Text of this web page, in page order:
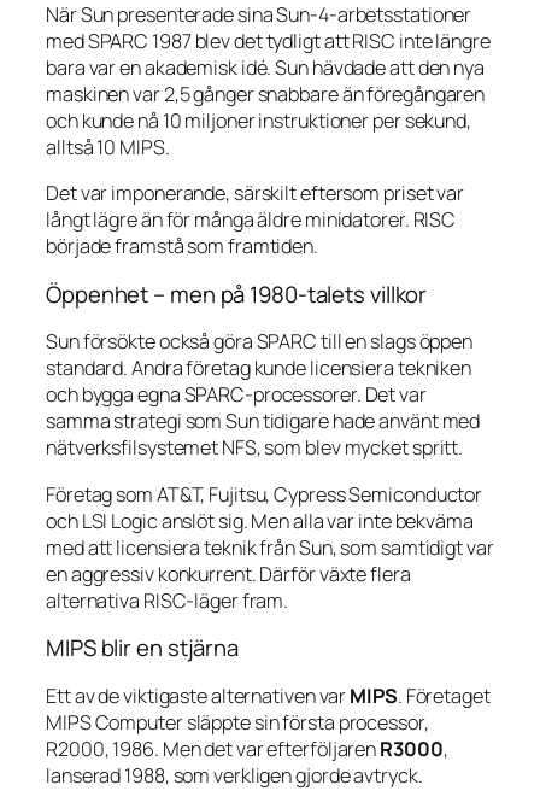
När Sun presenterade sina Sun-4-arbetsstationer
med SPARC 1987 blev det tydligt att RISC inte längre
bara var en akademisk idé. Sun hävdade att den nya
maskinen var 2,5 gånger snabbare än föregångaren
och kunde nå 10 miljoner instruktioner per sekund,
alltså 10 MIPS.
Det var imponerande, särskilt eftersom priset var
långt lägre än för många äldre minidatorer. RISC
började framstå som framtiden.
Öppenhet – men på 1980-talets villkor
Sun försökte också göra SPARC till en slags öppen
standard. Andra företag kunde licensiera tekniken
och bygga egna SPARC-processorer. Det var
samma strategi som Sun tidigare hade använt med
nätverksfilsystemet NFS, som blev mycket spritt.
Företag som AT&T, Fujitsu, Cypress Semiconductor
och LSI Logic anslöt sig. Men alla var inte bekväma
med att licensiera teknik från Sun, som samtidigt var
en aggressiv konkurrent. Därför växte flera
alternativa RISC-läger fram.
MIPS blir en stjärna
Ett av de viktigaste alternativen varMIPS. Företaget
MIPS Computer släppte sin första processor,
R2000, 1986. Men det var efterföljarenR3000,
lanserad 1988, som verkligen gjorde avtryck.